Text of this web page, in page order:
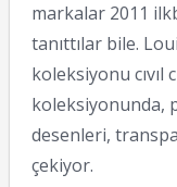
markalar 2011
tanıttılar bile.
koleksiyonu cıvıl
koleksiyonunda,
desenleri,
çekiyor.